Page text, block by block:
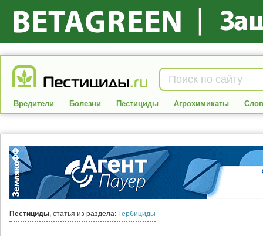
Вредители Болезни Пестициды Агрохимикаты
Пестициды, статья из раздела: Гербициды